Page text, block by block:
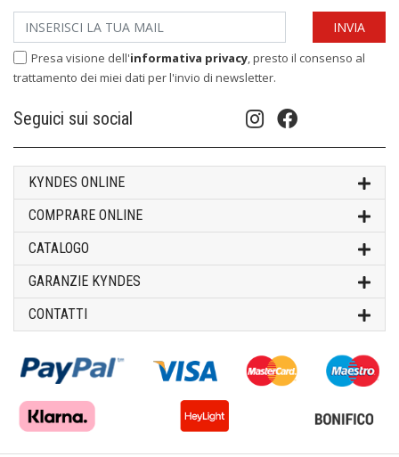
Presa visione dell'informativa privacy , presto il consenso al
trattamento dei miei dati per l'invio di newsletter.
Seguici sui social
KYNDES ONLINE
COMPRARE ONLINE
CATALOGO
GARANZIE KYNDES
CONTATTI